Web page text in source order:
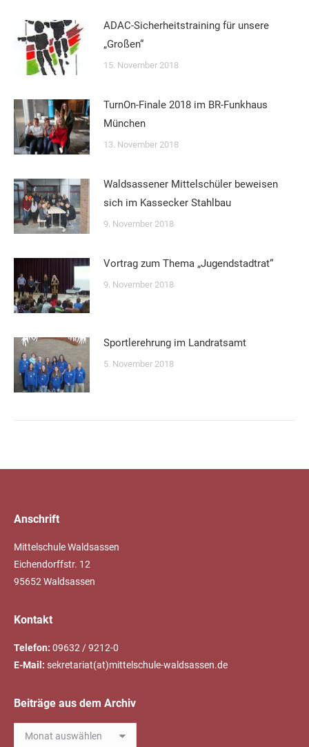
ADAC-Sicherheitstraining für unsere
„Großen“
15. November 2018
TurnOn-Finale 2018 im BR-Funkhaus
München
13. November 2018
Waldsassener Mittelschüler beweisen
sich im Kassecker Stahlbau
9. November 2018
Vortrag zum Thema „Jugendstadtrat“
9. November 2018
Sportlerehrung im Landratsamt
5. November 2018
Anschrift
Mittelschule Waldsassen
Eichendorffstr. 12
95652 Waldsassen
Kontakt
Telefon: 09632 / 9212-0
E-Mail: sekretariat(at)mittelschule-waldsassen.de
Beiträge aus dem Archiv
Beiträge